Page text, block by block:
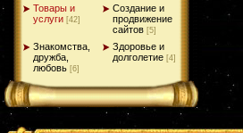
Товары и
услуги [42]
Создание и
продвижение
сайтов [5]
Знакомства,
дружба,
любовь [6]
Здоровье и
долголетие [4]